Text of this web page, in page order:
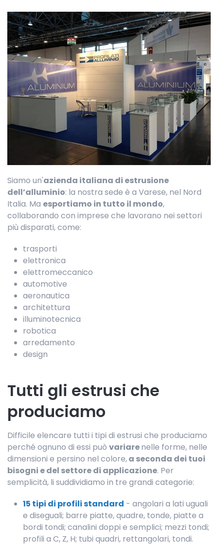
Siamo un'azienda italiana di estrusione
dell’alluminio: la nostra sede è a Varese, nel Nord
Italia. Ma esportiamo in tutto il mondo,
collaborando con imprese che lavorano nei settori
più disparati, come:
trasporti
elettronica
elettromeccanico
automotive
aeronautica
architettura
illuminotecnica
robotica
arredamento
design
Tutti gli estrusi che
produciamo
Difficile elencare tutti i tipi di estrusi che produciamo
perché ognuno di essi può variarenelle forme, nelle
dimensioni e persino nel colore,a seconda dei tuoi
bisogni e del settore di applicazione. Per
semplicità, li suddividiamo in tre grandi categorie:
15 tipi di profili standard - angolari a lati uguali
e diseguali; barre piatte, quadre, tonde, piatte a
bordi tondi; canalini doppi e semplici; mezzi tondi;
profili a C, Z, H; tubi quadri, rettangolari, tondi.